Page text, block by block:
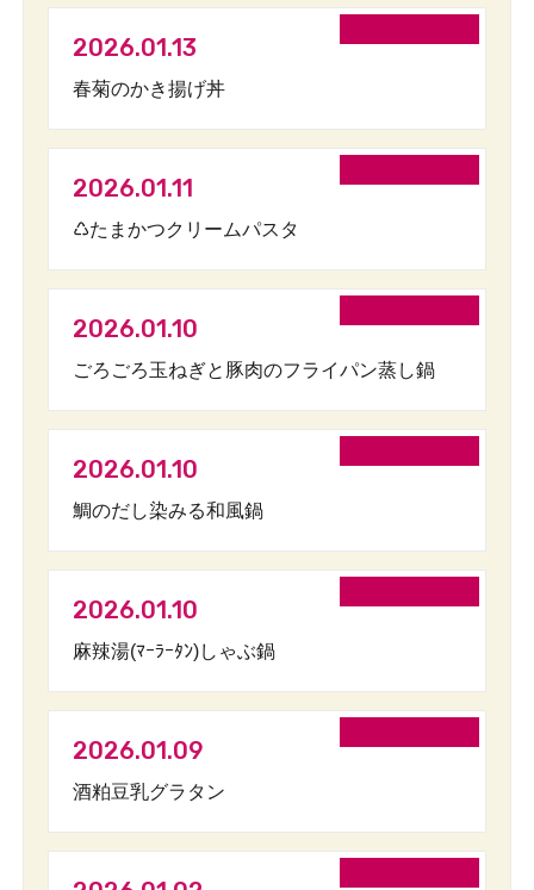
2026.01.13
春菊のかき揚げ丼
2026.01.11
♺たまかつクリームパスタ
2026.01.10
ごろごろ玉ねぎと豚肉のフライパン蒸し鍋
2026.01.10
鯛のだし染みる和風鍋
2026.01.10
麻辣湯(ﾏｰﾗｰﾀﾝ)しゃぶ鍋
2026.01.09
酒粕豆乳グラタン